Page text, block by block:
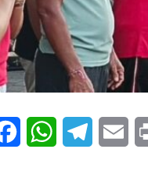
FacebookWhatsAppTelegram